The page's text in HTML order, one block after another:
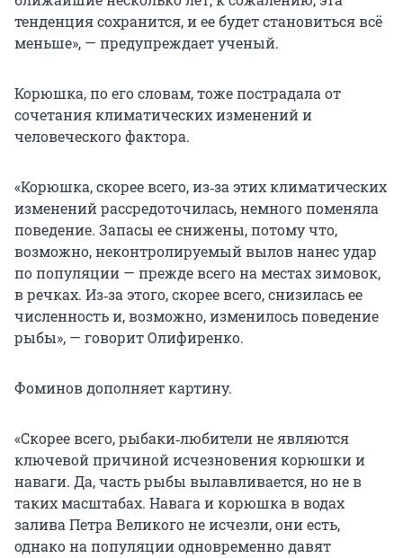
тенденция сохранится, и ее будет становиться всё
меньше», — предупреждает ученый.
Корюшка, по его словам, тоже пострадала от
сочетания климатических изменений и
человеческого фактора.
«Корюшка, скорее всего, из‑за этих климатических
изменений рассредоточилась, немного поменяла
поведение. Запасы ее снижены, потому что,
возможно, неконтролируемый вылов нанес удар
по популяции — прежде всего на местах зимовок,
в речках. Из‑за этого, скорее всего, снизилась ее
численность и, возможно, изменилось поведение
рыбы», — говорит Олифиренко.
Фоминов дополняет картину.
«Скорее всего, рыбаки‑любители не являются
ключевой причиной исчезновения корюшки и
наваги. Да, часть рыбы вылавливается, но не в
таких масштабах. Навага и корюшка в водах
залива Петра Великого не исчезли, они есть,
однако на популяции одновременно давят